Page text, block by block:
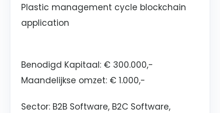
Plastic management cycle blockchain
application
Benodigd Kapitaal: € 300.000,-
Maandelijkse omzet: € 1.000,-
Sector: B2B Software, B2C Software,